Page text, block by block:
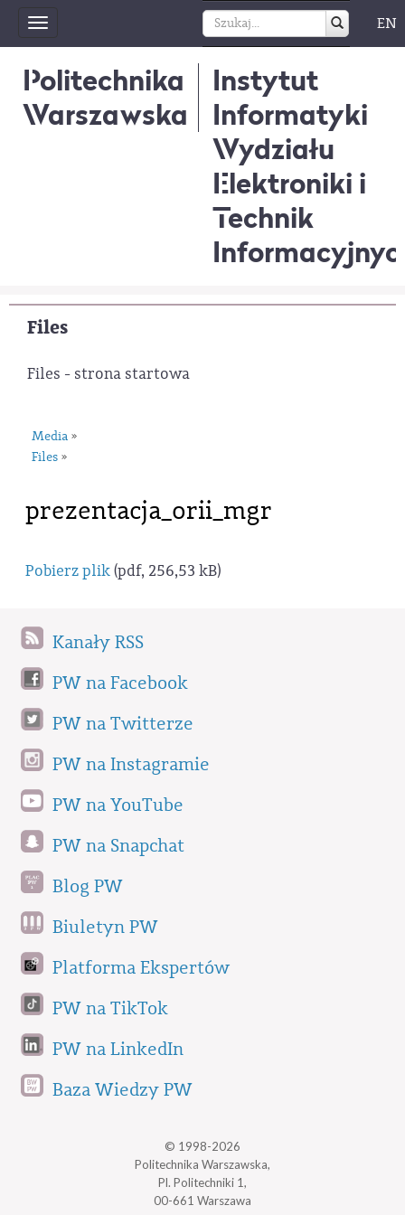
Toggle
navigation
EN
Politechnika
Warszawska
Instytut
Informatyki
Wydziału
Elektroniki i
Technik
Files
Files - strona startowa
Media »
Files »
prezentacja_orii_mgr
Pobierz plik(pdf, 256,53 kB)
Kanały RSS
PW na Facebook
PW na Twitterze
PW na Instagramie
PW na YouTube
PW na Snapchat
Blog PW
Biuletyn PW
Platforma Ekspertów
PW na TikTok
PW na LinkedIn
Baza Wiedzy PW
© 1998-2026
Politechnika Warszawska,
Pl. Politechniki 1,
00-661 Warszawa